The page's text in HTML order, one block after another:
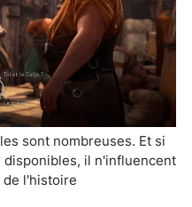
sont nombreuses. Et si
il n'influencent
de l'histoire